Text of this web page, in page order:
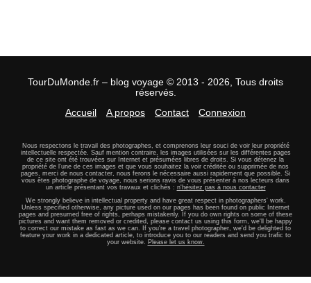
TourDuMonde.fr – blog voyage © 2013 - 2026, Tous droits
réservés.
Accueil
A propos Contact Connexion
Nous respectons le travail des photographes, et comprenons leur souci de voir leur propriété
intellectuelle respectée. Sauf mention contraire, les images utilisées sur les différentes pages
de ce site ont été trouvées sur Internet et présumées libres de droits. Si vous détenez la
propriété de l'une de ces images et que vous souhaitez la voir créditée ou supprimée de nos
pages, merci de nous contacter, nous ferons le nécessaire aussi rapidement que possible. Si
vous êtes photographe de voyage, nous serions ravis de vous présenter à nos lecteurs dans
un article présentant vos travaux et clichés : n'hésitez pas à nous contacter
We strongly believe in intellectual property and have great respect in photographers' work.
Unless specified otherwise, any picture used on our pages has been found on public Internet
pages and presumed free of rights, perhaps mistakenly. If you do own rights on some of these
pictures and want them removed or credited, please contact us using this form, we'll be happy
to correct our mistake as fast as we can. If you're a travel photographer, we'd be delighted to
feature your work in a dedicated article, to introduce you to our readers and send you trafic to
your website.
Please let us know.